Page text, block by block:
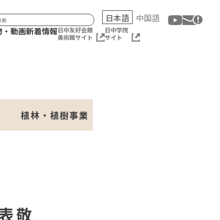
日本語
中国語
動画新着情報日中友好会館
美術館サイト
日中学院
サイト
植林・植樹事業
敬